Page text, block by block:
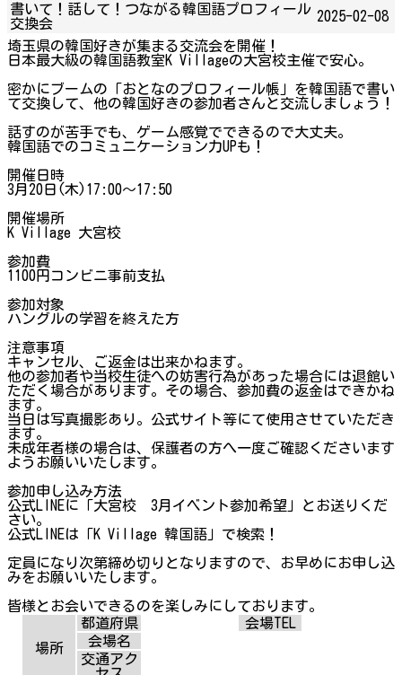
書いて！話して！つながる韓国語プロフィール
交換会
2025-02-08
埼玉県の韓国好きが集まる交流会を開催！
日本最大級の韓国語教室K Villageの大宮校主催で安心。
密かにブームの「おとなのプロフィール帳」を韓国語で書い
て交換して、他の韓国好きの参加者さんと交流しましょう！
話すのが苦手でも、ゲーム感覚でできるので大丈夫。
韓国語でのコミュニケーション力UPも！
開催日時
3月20日(木)17:00～17:50
開催場所
K Village 大宮校
参加費
1100円コンビニ事前支払
参加対象
ハングルの学習を終えた方
注意事項
キャンセル、ご返金は出来かねます。
他の参加者や当校生徒への妨害行為があった場合には退館い
ただく場合があります。その場合、参加費の返金はできかね
ます。
当日は写真撮影あり。公式サイト等にて使用させていただき
ます。
未成年者様の場合は、保護者の方へ一度ご確認くださいます
ようお願いいたします。
参加申し込み方法
公式LINEに「大宮校 3月イベント参加希望」とお送りくだ
さい。
公式LINEは「K Village 韓国語」で検索！
定員になり次第締め切りとなりますので、お早めにお申し込
みをお願いいたします。
皆様とお会いできるのを楽しみにしております。
場所
都道府県
会場TEL
会場名
交通アク